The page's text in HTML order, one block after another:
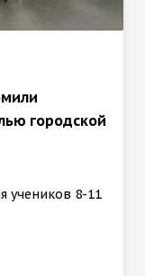
городской
учеников 8-11